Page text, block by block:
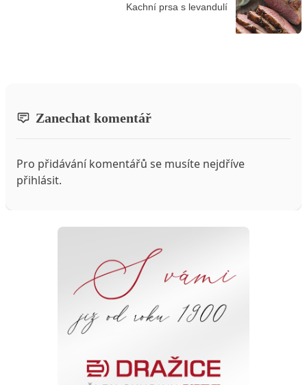
Kachní prsa s levandulí
Zanechat komentář
Pro přidávání komentářů se musíte nejdříve
přihlásit.